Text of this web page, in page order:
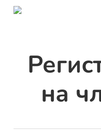
Skip
на